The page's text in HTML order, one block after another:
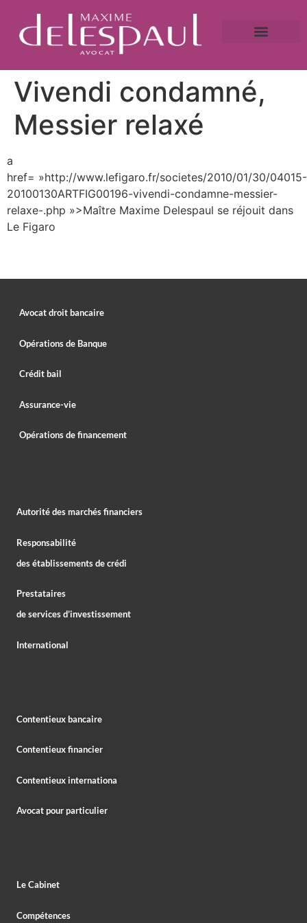
Vivendi condamné,
Messier relaxé
a
href= »http://www.lefigaro.fr/societes/2010/01/30/04015-
20100130ARTFIG00196-vivendi-condamne-messier-
relaxe-.php »>Maître Maxime Delespaul se réjouit dans
Le Figaro
Avocat droit bancaire
Opérations de Banque
Crédit bail
Assurance-vie
Opérations de financement
Autorité des marchés financiers
Responsabilité
des établissements de crédi
Prestataires
de services d’investissement
International
Contentieux bancaire
Contentieux financier
Contentieux internationa
Avocat pour particulier
Le Cabinet
Compétences